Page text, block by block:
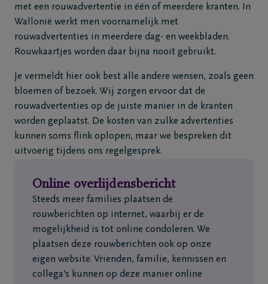
met een rouwadvertentie in één of meerdere kranten. In
Wallonië werkt men voornamelijk met
rouwadvertenties in meerdere dag- en weekbladen.
Rouwkaartjes worden daar bijna nooit gebruikt.
Je vermeldt hier ook best alle andere wensen, zoals geen
bloemen of bezoek. Wij zorgen ervoor dat de
rouwadvertenties op de juiste manier in de kranten
worden geplaatst. De kosten van zulke advertenties
kunnen soms flink oplopen, maar we bespreken dit
uitvoerig tijdens ons regelgesprek.
Online overlijdensbericht
Steeds meer families plaatsen de
rouwberichten op internet, waarbij er de
mogelijkheid is tot online condoleren. We
plaatsen deze rouwberichten ook op onze
eigen website. Vrienden, familie, kennissen en
collega’s kunnen op deze manier online